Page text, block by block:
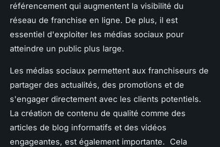
référencement qui augmentent la visibilité du
réseau de franchise en ligne. De plus, il est
essentiel d'exploiter les médias sociaux pour
atteindre un public plus large.
Les médias sociaux permettent aux franchiseurs de
partager des actualités, des promotions et de
s'engager directement avec les clients potentiels.
La création de contenu de qualité comme des
articles de blog informatifs et des vidéos
engageantes, est également importante. Cela